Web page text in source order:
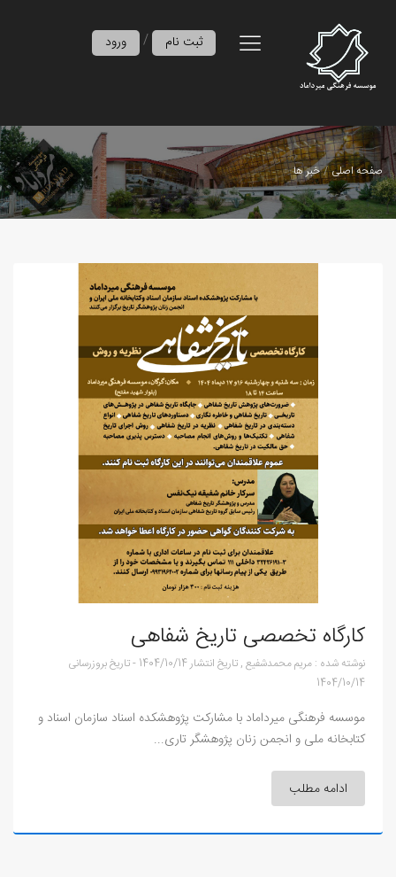
ورود / ثبت نام
صفحه اصلی خبر ها
کارگاه تخصصی تاریخ شفاهی
نوشته شده : مریم محمدشفیع ,تاریخ انتشار 1404/10/14
-تاریخ بروزرسانی
1404/10/14
موسسه فرهنگی میرداماد با مشارکت پژوهشکده اسناد سازمان اسناد و
کتابخانه ملی و انجمن زنان پژوهشگر تاری...
ادامه مطلب